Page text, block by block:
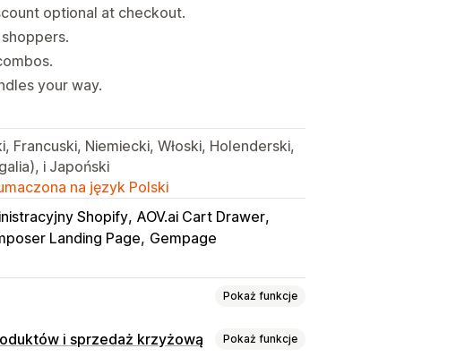
optional at checkout.
your way.
Francuski, Niemiecki, Włoski, Holenderski,
i Japoński
na język Polski
Shopify AOV.ai Cart Drawer
Landing Page Gempage
Pokaż funkcje
i sprzedaż krzyżową Pokaż funkcje